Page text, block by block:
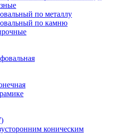
по металлу
по камню
коническим